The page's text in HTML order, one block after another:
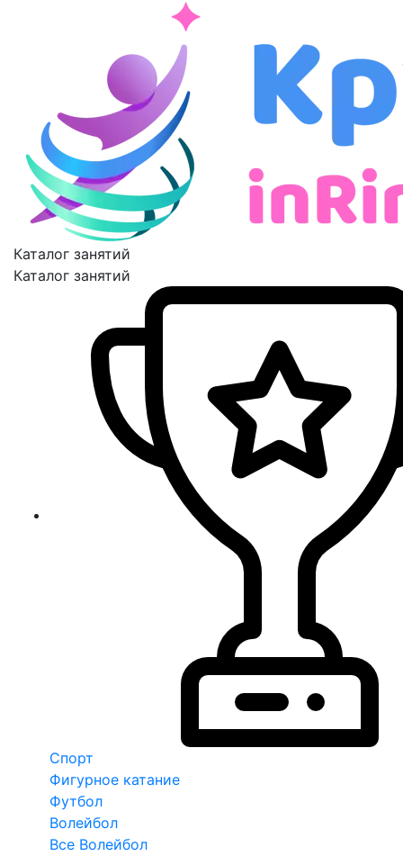
Каталог занятий
Каталог занятий
Спорт
Фигурное катание
Футбол
Волейбол
Все Волейбол